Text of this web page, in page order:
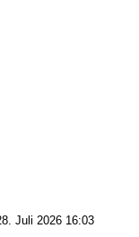
Juli 2026 16:03